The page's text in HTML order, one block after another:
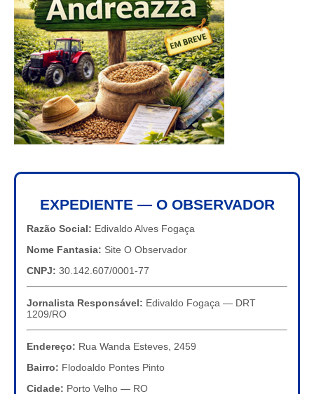
EXPEDIENTE — O OBSERVADOR
Razão Social: Edivaldo Alves Fogaça
Nome Fantasia: Site O Observador
CNPJ: 30.142.607/0001-77
Jornalista Responsável: Edivaldo Fogaça — DRT
1209/RO
Endereço: Rua Wanda Esteves, 2459
Bairro: Flodoaldo Pontes Pinto
Cidade: Porto Velho — RO